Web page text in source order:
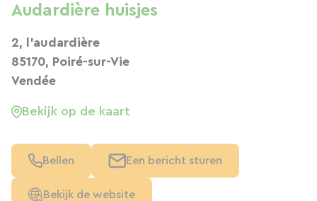
Audardière huisjes
2, l'audardière
85170, Poiré-sur-Vie
Vendée
Bekijk op de kaart
Bellen Een bericht sturen
Bekijk de website